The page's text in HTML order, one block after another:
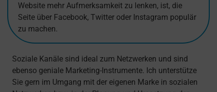
Website mehr Aufmerksamkeit zu lenken, ist, die
Seite über Facebook, Twitter oder Instagram populär
zu machen.
Soziale Kanäle sind ideal zum Netzwerken und sind
ebenso geniale Marketing-Instrumente. Ich unterstütze
Sie gern im Umgang mit der eigenen Marke in sozialen